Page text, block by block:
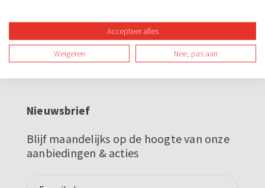
v.a. €56,57
Nieuwsbrief
Blijf maandelijks op de hoogte van onze
aanbiedingen & acties
Accepteer alles
Weigeren Nee, pas aan